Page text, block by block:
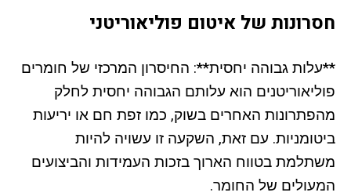
חסרונות של איטום פוליאוריטני
**עלות גבוהה יחסית**: החיסרון המרכזי של חומרים
פוליאוריטנים הוא עלותם הגבוהה יחסית לחלק
מהפתרונות האחרים בשוק, כמו זפת חם או יריעות
ביטומניות. עם זאת, השקעה זו עשויה להיות
משתלמת בטווח הארוך בזכות העמידות והביצועים
המעולים של החומר.